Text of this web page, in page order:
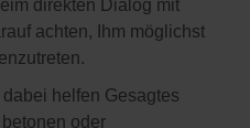
direkten Dialog mit
achten, Ihm möglichst
helfen Gesagtes
oder